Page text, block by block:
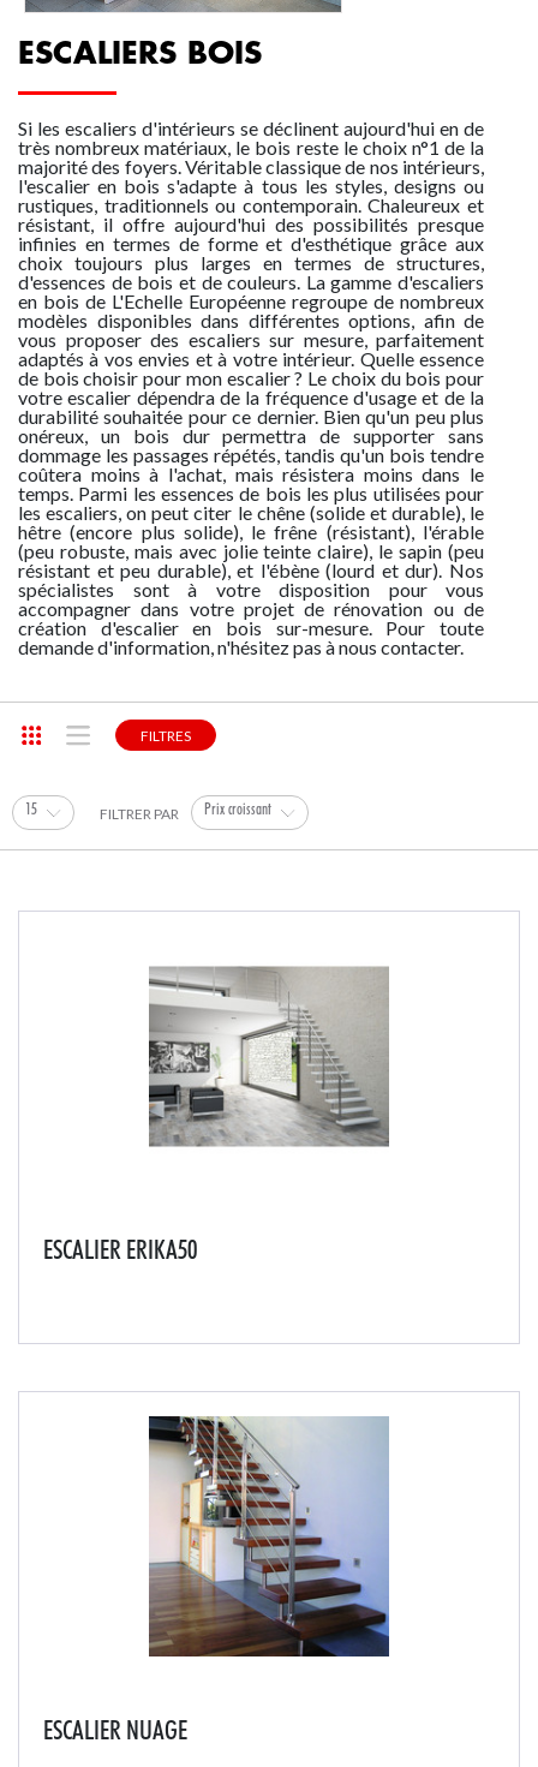
FABRICATIONS POUR LA LOGISTIQUE SUR-
FABRICATIONS POUR LE BTP ET LA
FABRICATIONS POUR LES COLLECTIVITÉS ET
SÉCURISATION DE TOITURES
ÉCHELLES À CRINOLINE SUR-MESURE
ÉTANCHÉ
GARDE-CORPS PERMANENTS FASTGUARD
GARDE-CORPS PERMANENTS DE
GARDE-CORPS ACIER
BARRIÈRES ÉCLUSES
FILETS ET PROTECTIONS PLAQUÉES
GARDE-CORPS PROVISOIRES
COMPOSANTS LIGNE DE VIE AUTO OH
ANCRAGES MOBILES
LIGNES DE VIE VERTICALES
ANCRAGES TOITURES
ANCRAGES CHARPENTES
ANCRAGES BÉTONS
LIGNES DE VIE À CÂBLE
ECHELLES D'ACCÈS SPÉCIALES CAMIONS
ECHELLES SOUPLES
ECHELLES TRANSFORMABLES
ECHELLES TÉLESCOPIQUES
ECHELLES À MARCHES
ÉCHELLES MÉTIERS
ACCESSOIRES POUR ÉCHELLES
ESCABEAUX ESCABEAUX ET PLATES-FORMES ISOLANTES
PLATEFORME INDIVIDUELLE ROULANTE PIRL
ECHAFAUDAGES
LOCATION/MONTAGE ÉCHAFAUDAGES
EPI ANTICHUTE
DESCENDEURS, BLOQUEURS
NACELLES, LEVAGE
ESCALIERS PARTICULIERS
ESCALIERS DROITS ET 1/4 TOURNANTS
ESCALIERS HÉLICOIDAUX EXTÉRIEURS
ESCALIERS GAIN DE PLACE
GARDE-CORPS HABITAT STRUCTURE MÉTAL/
LE RÉSEAU
TROUVEZ VOTRE MAGASIN
ACTUALITÉS
NOS SERVICES
NOTRE CENTRE DE PRODUCTION
ESCALIERS BOIS
Si les escaliers d'intérieurs se déclinent aujourd'hui en de
très nombreux matériaux, le bois reste le choix n°1 de la
majorité des foyers. Véritable classique de nos intérieurs,
l'escalier en bois s'adapte à tous les styles, designs ou
rustiques, traditionnels ou contemporain. Chaleureux et
résistant, il offre aujourd'hui des possibilités presque
infinies en termes de forme et d'esthétique grâce aux
choix toujours plus larges en termes de structures,
d'essences de bois et de couleurs. La gamme d'escaliers
en bois de L'Echelle Européenne regroupe de nombreux
modèles disponibles dans différentes options, afin de
vous proposer des escaliers sur mesure, parfaitement
adaptés à vos envies et à votre intérieur. Quelle essence
de bois choisir pour mon escalier ? Le choix du bois pour
votre escalier dépendra de la fréquence d'usage et de la
durabilité souhaitée pour ce dernier. Bien qu'un peu plus
onéreux, un bois dur permettra de supporter sans
dommage les passages répétés, tandis qu'un bois tendre
coûtera moins à l'achat, mais résistera moins dans le
temps. Parmi les essences de bois les plus utilisées pour
les escaliers, on peut citer le chêne (solide et durable), le
hêtre (encore plus solide), le frêne (résistant), l'érable
(peu robuste, mais avec jolie teinte claire), le sapin (peu
résistant et peu durable), et l'ébène (lourd et dur). Nos
spécialistes sont à votre disposition pour vous
accompagner dans votre projet de rénovation ou de
création d'escalier en bois sur-mesure. Pour toute
demande d'information, n'hésitez pas à nous contacter.
FILTRES
15 FILTRER PAR Prix croissant
ESCALIER ERIKA50
votre intérieur.
ESCALIER NUAGE